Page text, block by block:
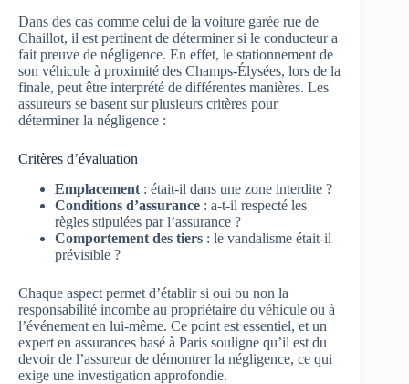
Dans des cas comme celui de la voiture garée rue de
Chaillot, il est pertinent de déterminer si le conducteur a
fait preuve de négligence. En effet, le stationnement de
son véhicule à proximité des Champs-Élysées, lors de la
finale, peut être interprété de différentes manières. Les
assureurs se basent sur plusieurs critères pour
déterminer la négligence :
Critères d’évaluation
Emplacement : était-il dans une zone interdite ?
Conditions d’assurance : a-t-il respecté les
règles stipulées par l’assurance ?
Comportement des tiers : le vandalisme était-il
prévisible ?
Chaque aspect permet d’établir si oui ou non la
responsabilité incombe au propriétaire du véhicule ou à
l’événement en lui-même. Ce point est essentiel, et un
expert en assurances basé à Paris souligne qu’il est du
devoir de l’assureur de démontrer la négligence, ce qui
exige une investigation approfondie.